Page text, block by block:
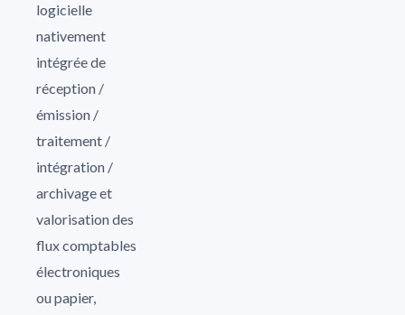
logicielle
nativement
intégrée de
réception /
émission /
traitement /
intégration /
archivage et
valorisation des
flux comptables
électroniques
ou papier,